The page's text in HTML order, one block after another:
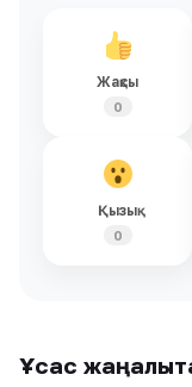
Жақсы
0
Қызық
0
Ұқсас